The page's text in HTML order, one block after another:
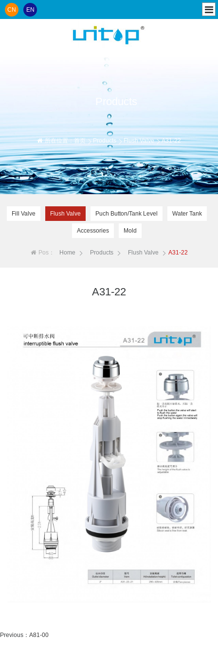
CN EN
Products
所在位置：首页 Products Flush Valve A31-22
Fill Valve Flush Valve Puch Button/Tank Level Water Tank
Accessories Mold
Pos： Home Products Flush Valve A31-22
A31-22
Previous： A81-00